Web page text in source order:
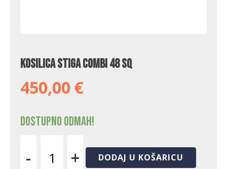
Kosilica Stiga Combi 48 SQ
450,00 €
Dostupno odmah!
- + DODAJ U KOŠARICU